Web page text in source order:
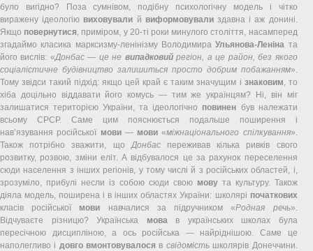
було вигідно? Поза сумнівом, подібну психологічну модель і чітко
виражену ідеологію виховували й виформовувализдавна і аж донині.
Якщо повернутися, приміром, у 20-ті роки минулого століття, насамперед
згадаймо класика марксизму-ленінізму ВолодимираУльянова-Леніна та
його вислів: «Донбас— це не випадковийрегіон, а це район, без якого
соціалістичне будівництво залишиться просто добрим побажанням».
Тому звідси такий підхід: якщо цей край є таким значущим і знаковим, то
хіба доцільно віддавати його комусь — тим же українцям? Ні, він міг
залишатися територією України, та ідеологічно повинен був належати
всьому СРСР. Саме цим пояснюється подальше поширення і
нав’язування російської мови— мови «міжнаціонального спілкування».
Також потрібно зважити, щоДонбаспереживав кілька ривків свого
розвитку, розвою, зміни еліт. А відбувалося це за рахунок переселення
сюди населення з інших регіонів, у тому числі й з російських областей, і,
зрозуміло, прибулі несли із собою сюди свою мовута культуру. Також
діяла модель, поширена і в інших областях України: школярі початкових
класів російської мови навчалися за підручником «Родная речь».
Відчуваєте різницю? Українська
мовав українських школах була
пересічною дисципліною, а ось російська — найріднішою. Саме це
наполегливо і довго вмонтовувалося в свідомістьшколярів Донеччини.